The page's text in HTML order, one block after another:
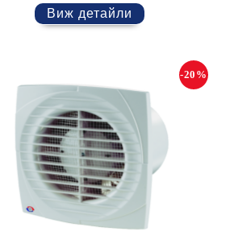
Виж детайли
-20%